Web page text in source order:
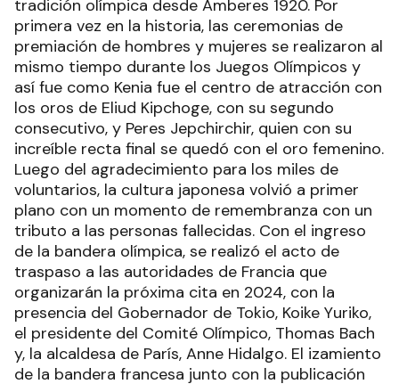
tradición olímpica desde Amberes 1920. Por
primera vez en la historia, las ceremonias de
premiación de hombres y mujeres se realizaron al
mismo tiempo durante los Juegos Olímpicos y
así fue como Kenia fue el centro de atracción con
los oros de Eliud Kipchoge, con su segundo
consecutivo, y Peres Jepchirchir, quien con su
increíble recta final se quedó con el oro femenino.
Luego del agradecimiento para los miles de
voluntarios, la cultura japonesa volvió a primer
plano con un momento de remembranza con un
tributo a las personas fallecidas. Con el ingreso
de la bandera olímpica, se realizó el acto de
traspaso a las autoridades de Francia que
organizarán la próxima cita en 2024, con la
presencia del Gobernador de Tokio, Koike Yuriko,
el presidente del Comité Olímpico, Thomas Bach
y, la alcaldesa de París, Anne Hidalgo. El izamiento
de la bandera francesa junto con la publicación